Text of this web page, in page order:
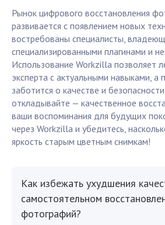
Рынок цифрового восстановления
развивается с появлением новых
востребованы специалисты,
специализированными плагинами и
Использование Workzilla позволяет
эксперта с актуальными навыками, а
заботится о качестве и безопасности
откладывайте — качественное
ваши воспоминания для будущих
через Workzilla и убедитесь,
яркость старым цветным снимкам!
Как избежать ухудшения
самостоятельном
фотографий?